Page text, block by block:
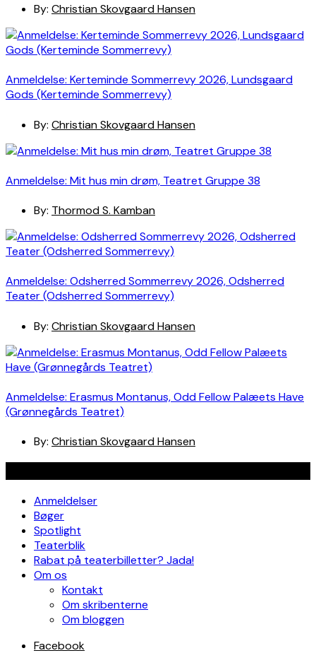
By: Christian Skovgaard Hansen
Anmeldelse: Kerteminde Sommerrevy 2026, Lundsgaard
Gods (Kerteminde Sommerrevy)
By: Christian Skovgaard Hansen
Anmeldelse: Mit hus min drøm, Teatret Gruppe 38
By: Thormod S. Kamban
Anmeldelse: Odsherred Sommerrevy 2026, Odsherred
Teater (Odsherred Sommerrevy)
By: Christian Skovgaard Hansen
Anmeldelse: Erasmus Montanus, Odd Fellow Palæets Have
(Grønnegårds Teatret)
By: Christian Skovgaard Hansen
Anmeldelser
Bøger
Spotlight
Teaterblik
Rabat på teaterbilletter? Jada!
Om os
Kontakt
Om skribenterne
Om bloggen
Facebook